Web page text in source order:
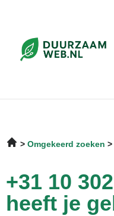
Omgekeerd zoeken
+31 10
heeft je